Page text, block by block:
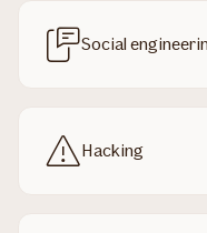
Social
Hacking